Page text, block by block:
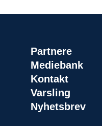
Partnere
Mediebank
Kontakt
Varsling
Nyhetsbrev